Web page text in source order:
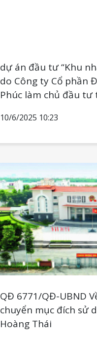
dự án đầu tư “Khu
do Công ty Cổ phần
Phúc làm chủ đầu
Thủ Đức, Thành phố
10/6/2025 10:23
QĐ 6771/QĐ-UBND
chuyển mục đích sử
Hoàng Thái